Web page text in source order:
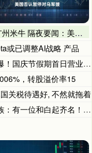
牛 隔夜要闻：美股收高 油价跌超2% 白宫指鲍威尔严重
或已调整AI战略 产品
节假期首日营业到凌晨，
，转股溢价率15
关税待遇好, 不然就拖着
位和白起齐名！_秦国_